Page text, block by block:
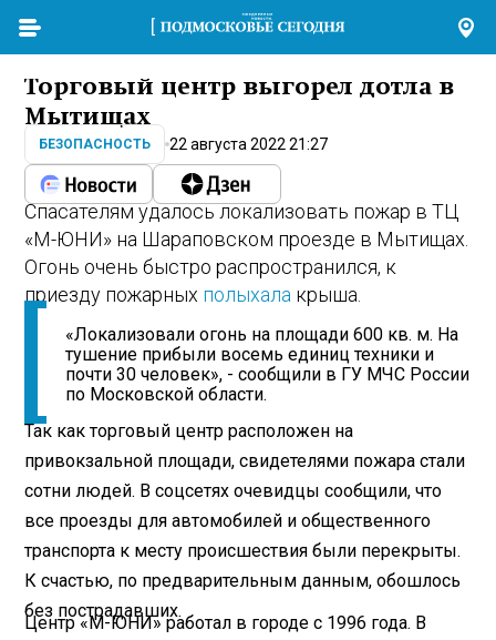
Торговый центр выгорел дотла в
Мытищах
БЕЗОПАСНОСТЬ 22 августа 2022 21:27
Спасателям удалось локализовать пожар в ТЦ
«М-ЮНИ» на Шараповском проезде в Мытищах.
Огонь очень быстро распространился, к
приезду пожарных полыхала крыша.
«Локализовали огонь на площади 600 кв. м. На
тушение прибыли восемь единиц техники и
почти 30 человек», - сообщили в ГУ МЧС России
по Московской области.
Так как торговый центр расположен на
привокзальной площади, свидетелями пожара стали
сотни людей. В соцсетях очевидцы сообщили, что
все проезды для автомобилей и общественного
транспорта к месту происшествия были перекрыты.
К счастью, по предварительным данным, обошлось
без пострадавших.
Центр «М-ЮНИ» работал в городе с 1996 года. В